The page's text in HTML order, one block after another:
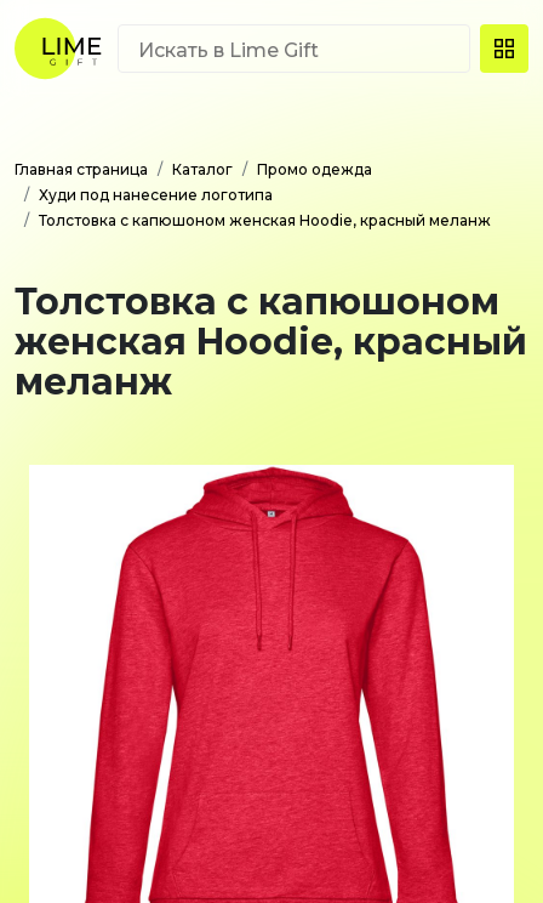
Главная страница Каталог
Промо одежда
Худи под нанесение логотипа
Толстовка с капюшоном женская Hoodie, красный меланж
Толстовка с капюшоном
женская Hoodie, красный
меланж